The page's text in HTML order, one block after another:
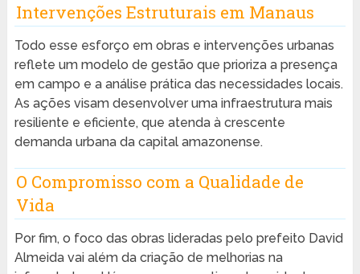
Intervenções Estruturais em Manaus
Todo esse esforço em obras e intervenções urbanas
reflete um modelo de gestão que prioriza a presença
em campo e a análise prática das necessidades locais.
As ações visam desenvolver uma infraestrutura mais
resiliente e eficiente, que atenda à crescente
demanda urbana da capital amazonense.
O Compromisso com a Qualidade de
Vida
Por fim, o foco das obras lideradas pelo prefeito David
Almeida vai além da criação de melhorias na